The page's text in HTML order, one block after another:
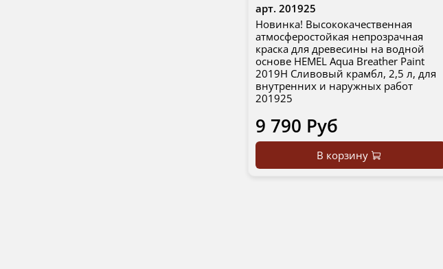
арт. 201925
Новинка! Высококачественная
атмосферостойкая непрозрачная
краска для древесины на водной
основе HEMEL Aqua Breather Paint
2019H Сливовый крамбл, 2,5 л, для
внутренних и наружных работ
201925
9 790 Руб
В корзину